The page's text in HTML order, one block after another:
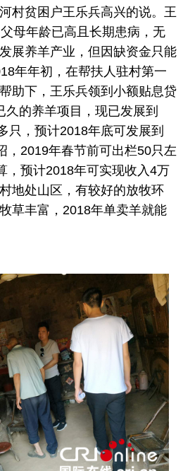
村贫困户王乐兵高兴的说。王
母年龄已高且长期患病，无
展养羊产业，但因缺资金只能
年年初，在帮扶人驻村第一
助下，王乐兵领到小额贴息贷
的养羊项目，现已发展到
只，预计2018年底可发展到
，2019年春节前可出栏50只左
，预计2018年可实现收入4万
地处山区，有较好的放牧环
草丰富，2018年单卖羊就能